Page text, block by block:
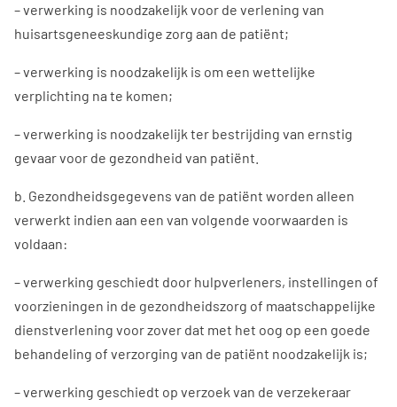
– verwerking is noodzakelijk voor de verlening van
huisartsgeneeskundige zorg aan de patiënt;
– verwerking is noodzakelijk is om een wettelijke
verplichting na te komen;
– verwerking is noodzakelijk ter bestrijding van ernstig
gevaar voor de gezondheid van patiënt.
b. Gezondheidsgegevens van de patiënt worden alleen
verwerkt indien aan een van volgende voorwaarden is
voldaan:
– verwerking geschiedt door hulpverleners, instellingen of
voorzieningen in de gezondheidszorg of maatschappelijke
dienstverlening voor zover dat met het oog op een goede
behandeling of verzorging van de patiënt noodzakelijk is;
– verwerking geschiedt op verzoek van de verzekeraar